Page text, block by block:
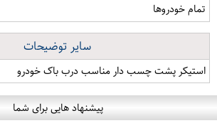
تمام خودروها
سایر توضیحات
استیکر پشت چسب دار مناسب درب باک خودرو
پیشنهاد هایی برای شما